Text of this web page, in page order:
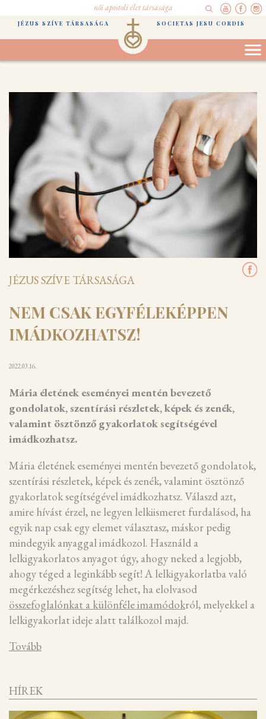
női apostoli élet társasága
JÉZUS SZÍVE TÁRSASÁGA SOCIETAS JESU CORDIS
JÉZUS SZÍVE TÁRSASÁGA
NEM CSAK EGYFÉLEKÉPPEN
IMÁDKOZHATSZ!
2022.03.16.
Mária életének eseményei mentén bevezető
gondolatok, szentírási részletek, képek és zenék,
valamint ösztönző gyakorlatok segítségével
imádkozhatsz.
Mária életének eseményei mentén bevezető gondolatok,
szentírási részletek, képek és zenék, valamint ösztönző
gyakorlatok segítségével imádkozhatsz. Válaszd azt,
amire hívást érzel, ne legyen lelkiismeret furdalásod, ha
egyik nap csak egy elemet választasz, máskor pedig
mindegyik anyaggal imádkozol. Használd a
lelkigyakorlatos anyagot úgy, ahogy neked a legjobb,
ahogy téged a leginkább segít! A lelkigyakorlatba való
megérkezéshez segítség lehet, ha elolvasod
összefoglalónkat a különféle imamódokról, melyekkel a
lelkigyakorlat ideje alatt találkozol majd.
Tovább
HÍREK